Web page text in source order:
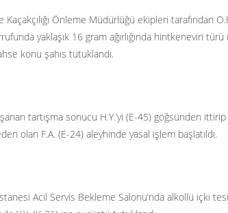
Önleme Müdürlüğü ekipleri tarafından
yaklaşık 16 gram ağırlığında hintkeneviri
konu şahıs tutuklandı.
tartışma sonucu H.Y.’yi (E-45) göğsünden
olan F.A. (E-24) aleyhinde yasal işlem başlatıldı.
Acil Servis Bekleme Salonu’nda alkollü içki